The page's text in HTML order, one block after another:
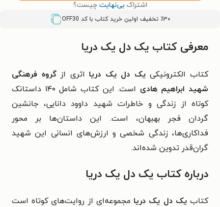
اشتراک بی‌نهایت چیست؟
٪۳۰ تخفیف اولین خرید کتاب با کد OFF30
معرفی کتاب یک دل یک دریا
کتاب الکترونیکی یک دل یک دریا اثری ازگروه فرهنگی
شهید ابراهیم هادی
است. این کتاب شامل ۱۴۰ داستانک
کوتاه از زندگی و خاطرات شهید داوود دانایی، جانشین
گردان فجر بهبهان، است. این داستان‌ها بر محور
فداکاری‌ها، زندگی شخصی و ارزش‌های انسانی این شهید
گران‌قدر تدوین شده‌اند.
درباره کتاب یک دل یک دریا
کتاب یک دل یک دریا مجموعه‌ای از روایت‌های کوتاه است